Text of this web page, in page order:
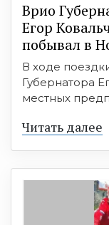
Врио
Егор
побывал в
В ходе
Губернатора
местных
Читать далее